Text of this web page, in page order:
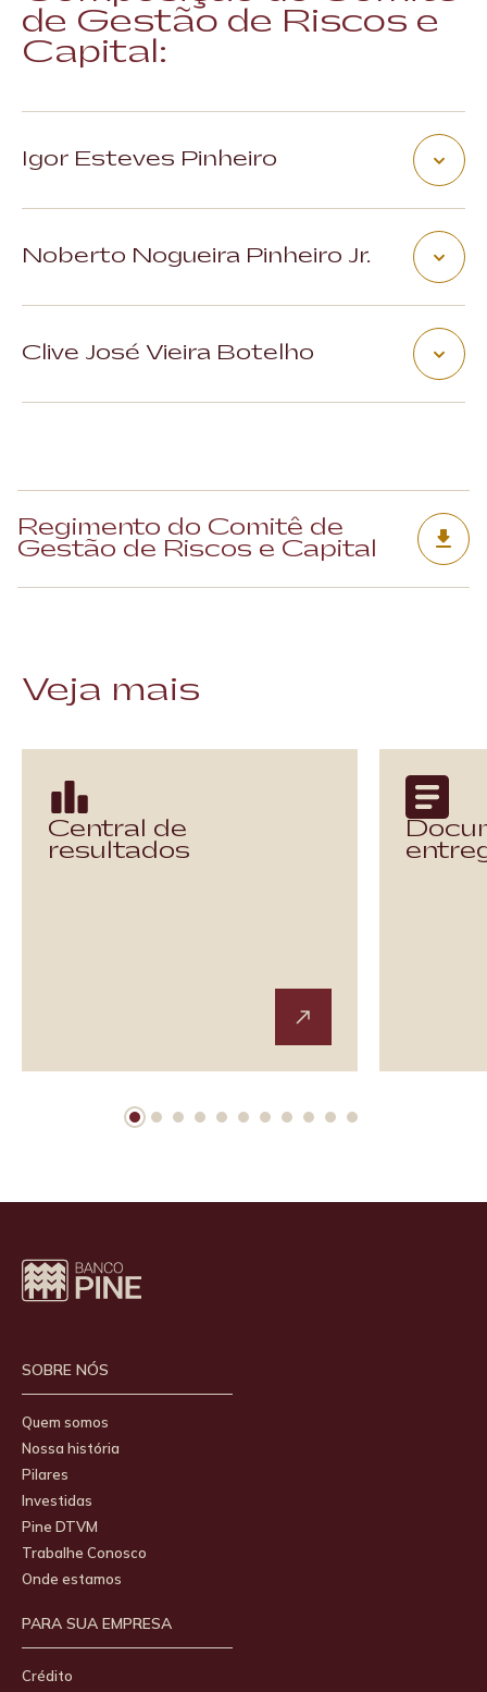
de Gestão de Riscos e
Capital:
Igor Esteves Pinheiro
Mandato: janeiro de 2024 - indeterminado
Noberto Nogueira Pinheiro Jr.
Mandato: julho de 2022 - indeterminado
Clive José Vieira Botelho
Regimento do Comitê de
Gestão de Riscos e Capital
Veja mais
Central de
resultados
SOBRE NÓS
Quem somos
Nossa história
Pilares
Investidas
Pine DTVM
Trabalhe Conosco
Onde estamos
PARA SUA EMPRESA
Crédito